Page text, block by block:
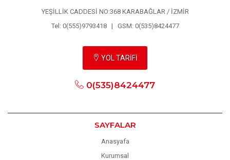
YEŞİLLİK CADDESİ NO:368 KARABAĞLAR / İZMİR
Tel: 0(555)9793418 | GSM: 0(535)8424477
YOL TARİFİ
0(535)8424477
SAYFALAR
Anasyafa
Kurumsal